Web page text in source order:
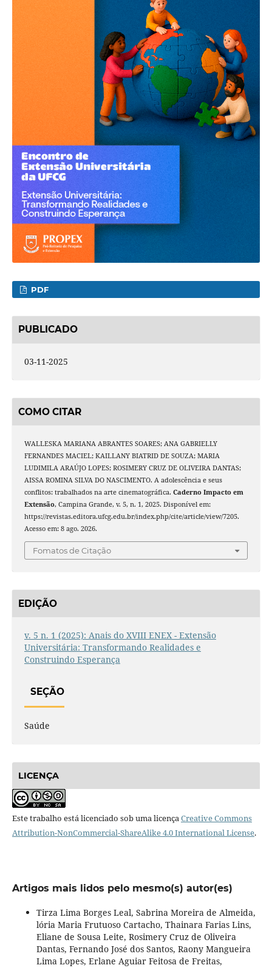
PDF
PUBLICADO
03-11-2025
COMO CITAR
WALLESKA MARIANA ABRANTES SOARES; ANA GABRIELLY
FERNANDES MACIEL; KAILLANY BIATRID DE SOUZA; MARIA
LUDIMILA ARAÚJO LOPES; ROSIMERY CRUZ DE OLIVEIRA DANTAS;
AISSA ROMINA SILVA DO NASCIMENTO. A adolescência e seus
conflitos: trabalhados na arte cinematográfica. Caderno Impacto em
Extensão, Campina Grande, v. 5, n. 1, 2025. Disponível em:
https://revistas.editora.ufcg.edu.br/index.php/cite/article/view/7205.
Acesso em: 8 ago. 2026.
Fomatos de Citação
EDIÇÃO
v. 5 n. 1 (2025): Anais do XVIII ENEX - Extensão
Universitária: Transformando Realidades e
Construindo Esperança
SEÇÃO
Saúde
LICENÇA
Este trabalho está licenciado sob uma licençaCreative Commons
Attribution-NonCommercial-ShareAlike 4.0 International License.
Artigos mais lidos pelo mesmo(s) autor(es)
Tirza Lima Borges Leal, Sabrina Moreira de Almeida,
lória Maria Frutuoso Cartacho, Thainara Farias Lins,
Eliane de Sousa Leite, Rosimery Cruz de Oliveira
Dantas, Fernando José dos Santos, Raony Mangueira
Lima Lopes, Erlane Aguiar Feitosa de Freitas,